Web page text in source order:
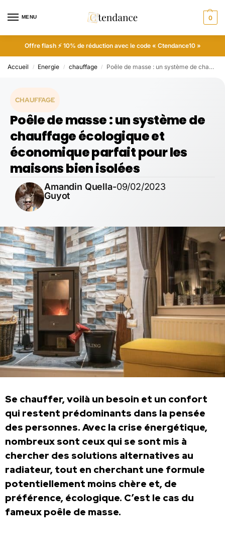
MENU 0
Offre flash ⚡ 10% de réduction avec le code « Ctendance10 »
Accueil / Energie / chauffage / Poêle de masse : un système de chauffage écologique et économique parfait pour les maisons bien isolées
CHAUFFAGE
Poêle de masse : un système de
chauffage écologique et
économique parfait pour les
maisons bien isolées
Amandin Quella-
Guyot
09/02/2023
Se chauffer, voilà un besoin et un confort
qui restent prédominants dans la pensée
des personnes. Avec la crise énergétique,
nombreux sont ceux qui se sont mis à
chercher des solutions alternatives au
radiateur, tout en cherchant une formule
potentiellement moins chère et, de
préférence, écologique. C’est le cas du
fameux poêle de masse.